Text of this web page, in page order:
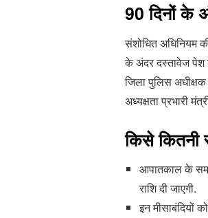
90 दिनों के
संशोधित अधिनियम
के अंदर दस्तावेज पेश
जिला पुलिस अधीक्षक
अध्यक्षता प्रभारी
किसे कितनी
आपातकाल के
राशि दी जाएगी.
इन मीसाबंदियों